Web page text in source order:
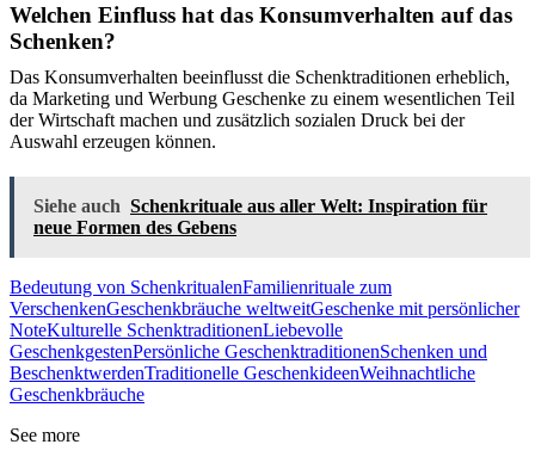
Welchen Einfluss hat das Konsumverhalten auf das
Schenken?
Das Konsumverhalten beeinflusst die Schenktraditionen erheblich,
da Marketing und Werbung Geschenke zu einem wesentlichen Teil
der Wirtschaft machen und zusätzlich sozialen Druck bei der
Auswahl erzeugen können.
Siehe auch Schenkrituale aus aller Welt: Inspiration für
neue Formen des Gebens
Bedeutung von SchenkritualenFamilienrituale zum
VerschenkenGeschenkbräuche weltweitGeschenke mit persönlicher
NoteKulturelle SchenktraditionenLiebevolle
GeschenkgestenPersönliche GeschenktraditionenSchenken und
BeschenktwerdenTraditionelle GeschenkideenWeihnachtliche
Geschenkbräuche
See more